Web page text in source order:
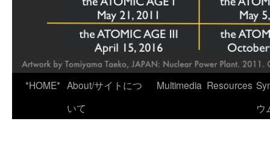
*HOME* About/サイトにつ
いて
Multimedia Resources
ウ